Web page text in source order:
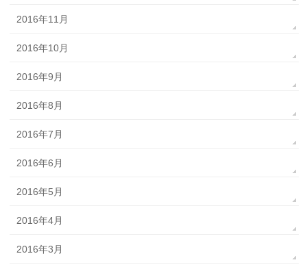
2016年11月
2016年10月
2016年9月
2016年8月
2016年7月
2016年6月
2016年5月
2016年4月
2016年3月